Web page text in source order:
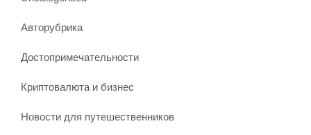
Авторубрика
Достопримечательности
Криптовалюта и бизнес
Новости для путешественников